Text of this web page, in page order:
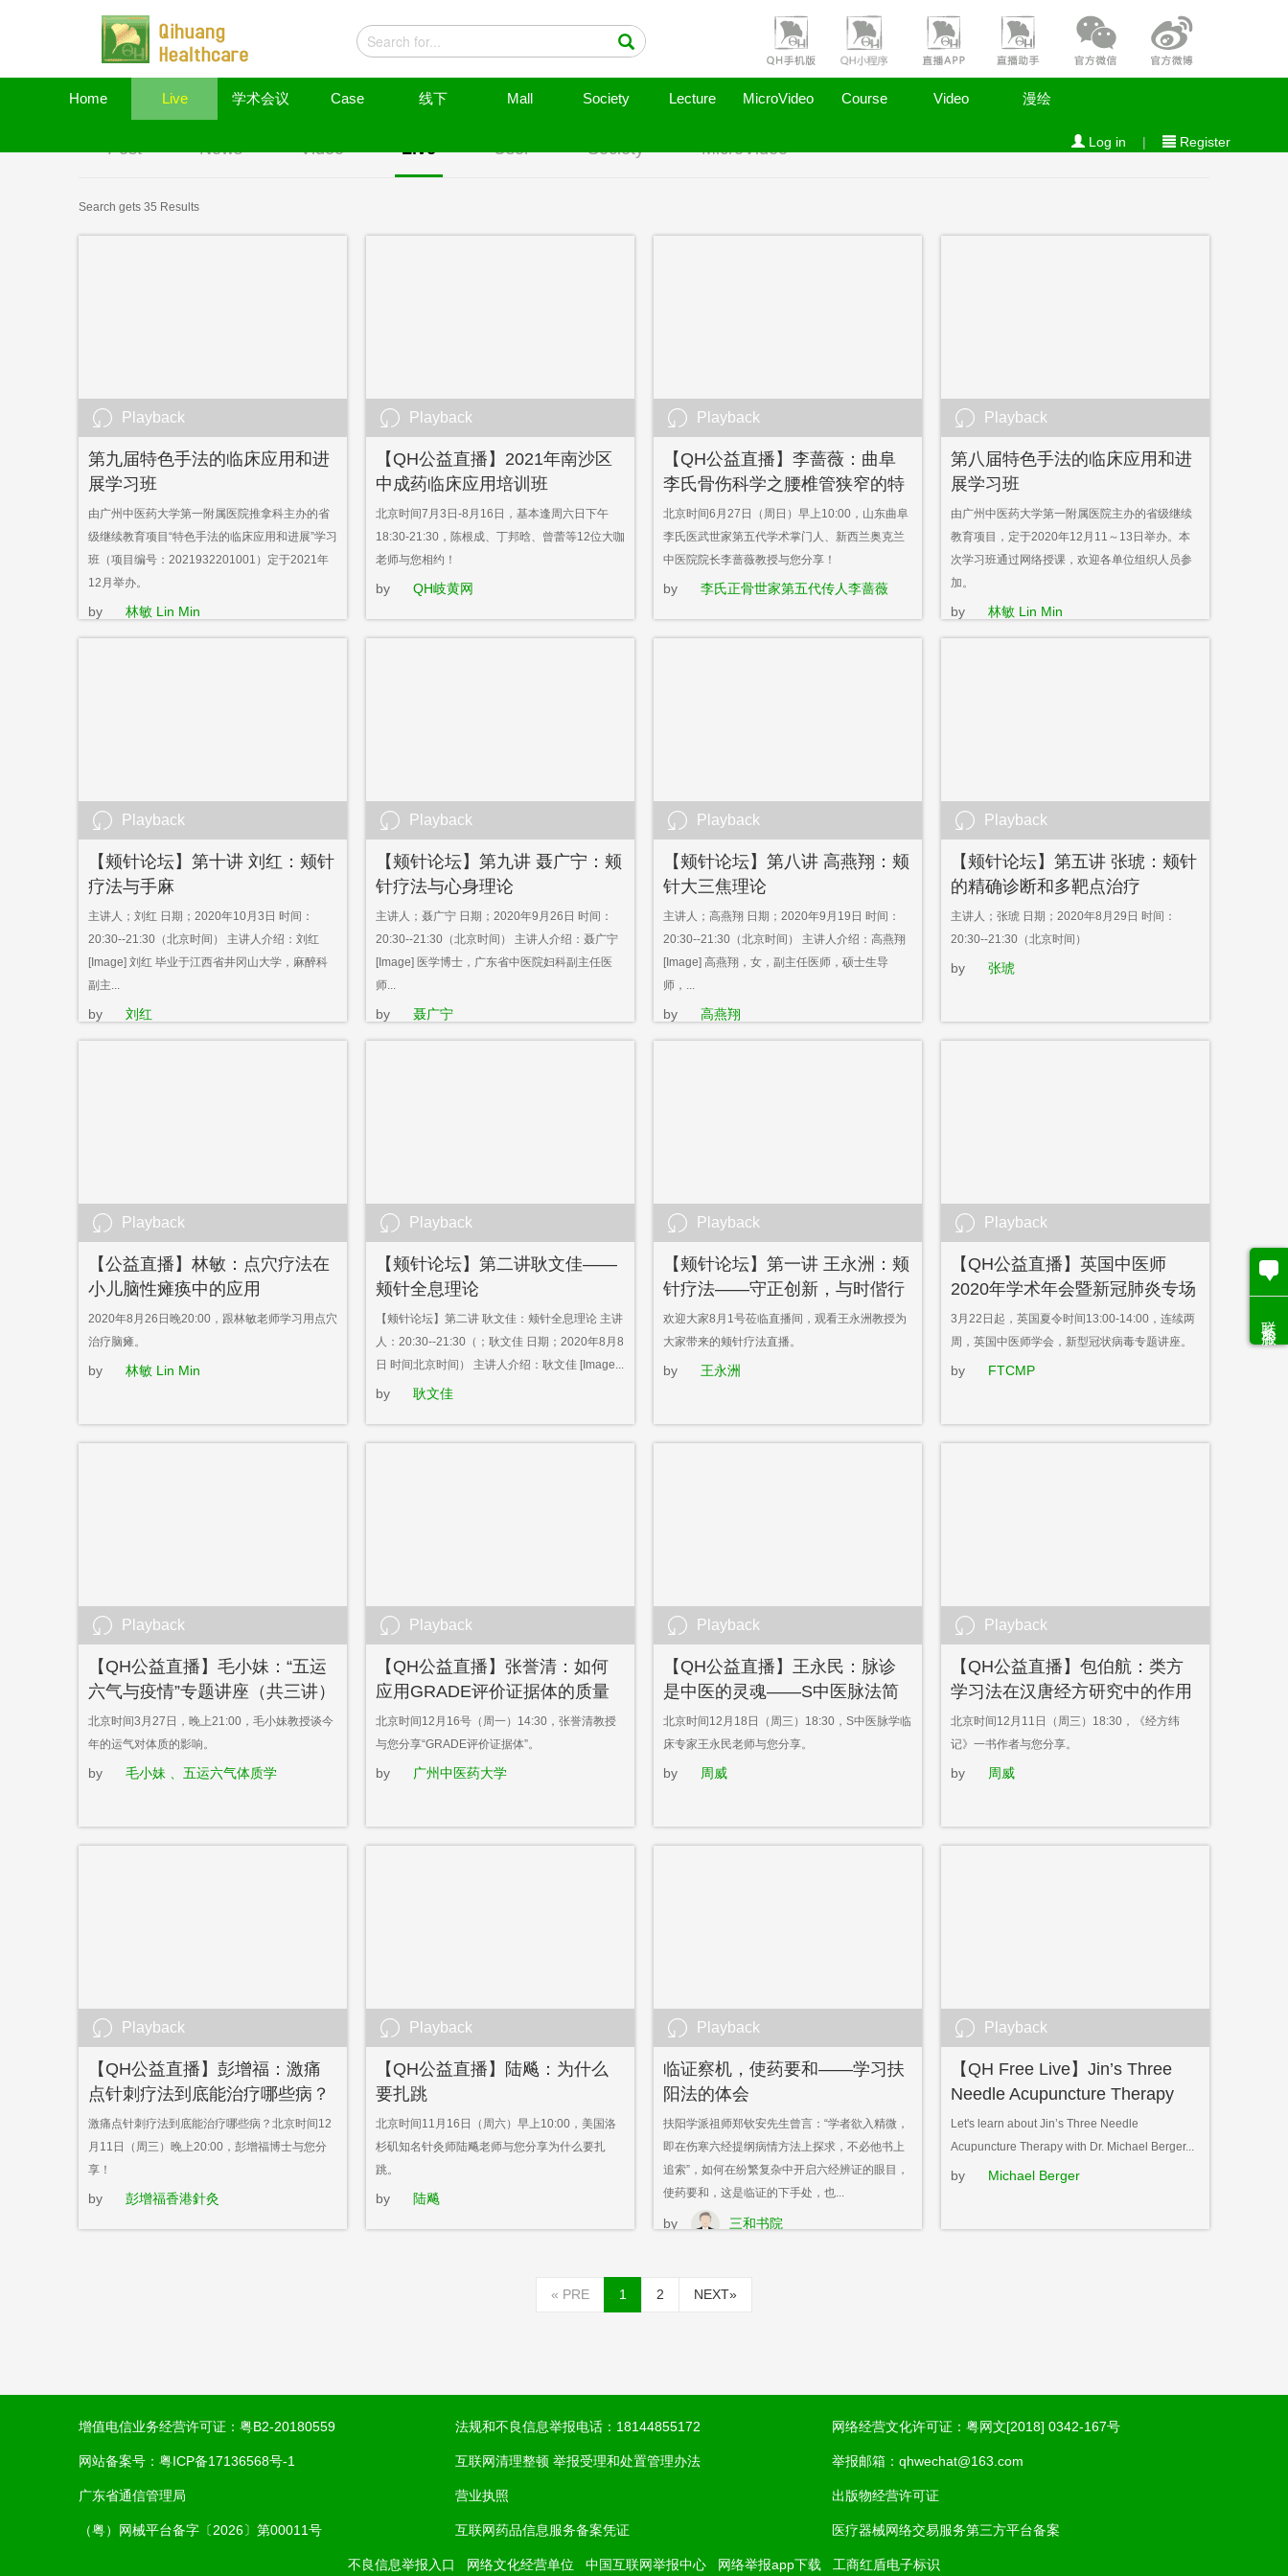
Home Live 学术会议 Case 线下 Mall Society Lecture MicroVideo Course Video 漫绘
Log in | Register
Post News Video Live User Society MicroVideo
Search gets 35 Results
Playback
第九届特色手法的临床应用和进
展学习班
由广州中医药大学第一附属医院推拿科主办的省
级继续教育项目“特色手法的临床应用和进展”学习
班（项目编号：2021932201001）定于2021年
12月举办。
by 林敏 Lin Min
Playback
【QH公益直播】2021年南沙区
中成药临床应用培训班
北京时间7月3日-8月16日，基本逢周六日下午
18:30-21:30，陈根成、丁邦晗、曾蕾等12位大咖
老师与您相约！
by QH岐黄网
Playback
【QH公益直播】李蔷薇：曲阜
李氏骨伤科学之腰椎管狭窄的特
效診治
北京时间6月27日（周日）早上10:00，山东曲阜
李氏医武世家第五代学术掌门人、新西兰奥克兰
中医院院长李蔷薇教授与您分享！
by 李氏正骨世家第五代传人李蔷薇
Playback
第八届特色手法的临床应用和进
展学习班
由广州中医药大学第一附属医院主办的省级继续
教育项目，定于2020年12月11～13日举办。本
次学习班通过网络授课，欢迎各单位组织人员参
加。
by 林敏 Lin Min
Playback
【颊针论坛】第十讲 刘红：颊针
疗法与手麻
主讲人；刘红 日期；2020年10月3日 时间：
20:30--21:30（北京时间） 主讲人介绍：刘红
[Image] 刘红 毕业于江西省井冈山大学，麻醉科
副主...
by 刘红
Playback
【颊针论坛】第九讲 聂广宁：颊
针疗法与心身理论
主讲人；聂广宁 日期；2020年9月26日 时间：
20:30--21:30（北京时间） 主讲人介绍：聂广宁
[Image] 医学博士，广东省中医院妇科副主任医
师...
by 聂广宁
Playback
【颊针论坛】第八讲 高燕翔：颊
针大三焦理论
主讲人；高燕翔 日期；2020年9月19日 时间：
20:30--21:30（北京时间） 主讲人介绍：高燕翔
[Image] 高燕翔，女，副主任医师，硕士生导
师，...
by 高燕翔
Playback
【颊针论坛】第五讲 张琥：颊针
的精确诊断和多靶点治疗
主讲人；张琥 日期；2020年8月29日 时间：
20:30--21:30（北京时间）
by 张琥
Playback
【公益直播】林敏：点穴疗法在
小儿脑性瘫痪中的应用
2020年8月26日晚20:00，跟林敏老师学习用点穴
治疗脑瘫。
by 林敏 Lin Min
Playback
【颊针论坛】第二讲耿文佳——
颊针全息理论
【颊针论坛】第二讲 耿文佳：颊针全息理论 主讲
人：20:30--21:30（；耿文佳 日期；2020年8月8
日 时间北京时间） 主讲人介绍：耿文佳 [Image...
by 耿文佳
Playback
【颊针论坛】第一讲 王永洲：颊
针疗法——守正创新，与时偕行
欢迎大家8月1号莅临直播间，观看王永洲教授为
大家带来的颊针疗法直播。
by 王永洲
Playback
【QH公益直播】英国中医师
2020年学术年会暨新冠肺炎专场
（共15讲）
3月22日起，英国夏令时间13:00-14:00，连续两
周，英国中医师学会，新型冠状病毒专题讲座。
by FTCMP
Playback
【QH公益直播】毛小妹：“五运
六气与疫情”专题讲座（共三讲）
北京时间3月27日，晚上21:00，毛小妹教授谈今
年的运气对体质的影响。
by 毛小妹 、五运六气体质学
Playback
【QH公益直播】张誉清：如何
应用GRADE评价证据体的质量
——以中医药研究为例
北京时间12月16号（周一）14:30，张誉清教授
与您分享“GRADE评价证据体”。
by 广州中医药大学
Playback
【QH公益直播】王永民：脉诊
是中医的灵魂——S中医脉法简
介​
北京时间12月18日（周三）18:30，S中医脉学临
床专家王永民老师与您分享。
by 周威
Playback
【QH公益直播】包伯航：类方
学习法在汉唐经方研究中的作用
与价值——《经方纬纪》导读
北京时间12月11日（周三）18:30，《经方纬
记》一书作者与您分享。
by 周威
Playback
【QH公益直播】彭增福：激痛
点针刺疗法到底能治疗哪些病？
激痛点针刺疗法到底能治疗哪些病？北京时间12
月11日（周三）晚上20:00，彭增福博士与您分
享！
by 彭增福香港針灸
Playback
【QH公益直播】陆飚：为什么
要扎跳
北京时间11月16日（周六）早上10:00，美国洛
杉矶知名针灸师陆飚老师与您分享为什么要扎
跳。
by 陆飚
Playback
临证察机，使药要和——学习扶
阳法的体会
扶阳学派祖师郑钦安先生曾言：“学者欲入精微，
即在伤寒六经提纲病情方法上探求，不必他书上
追索”，如何在纷繁复杂中开启六经辨证的眼目，
使药要和，这是临证的下手处，也...
by 三和书院
Playback
【QH Free Live】Jin’s Three
Needle Acupuncture Therapy
Course (Ⅰ)
Let's learn about Jin’s Three Needle
Acupuncture Therapy with Dr. Michael Berger...
by Michael Berger
« PRE 1 2 NEXT»
增值电信业务经营许可证： 粤B2-20180559
网站备案号： 粤ICP备17136568号-1
广东省通信管理局
法规和不良信息举报电话：18144855172
互联网清理整顿 举报受理和处置管理办法
营业执照
网络经营文化许可证：粤网文[2018] 0342-167号
举报邮箱：qhwechat@163.com
出版物经营许可证
（粤）网械平台备字〔2026〕第00011号 互联网药品信息服务备案凭证 医疗器械网络交易服务第三方平台备案
不良信息举报入口 网络文化经营单位 中国互联网举报中心 网络举报app下载 工商红盾电子标识